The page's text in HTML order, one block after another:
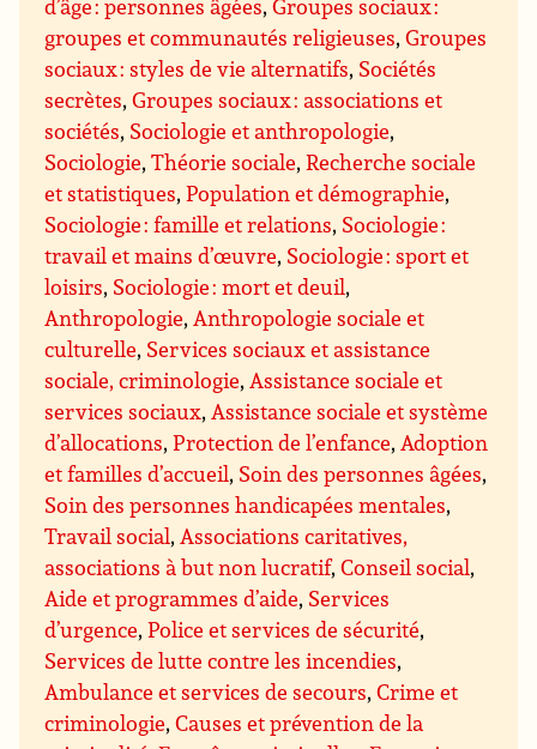
d’âge : personnes âgées,Groupes sociaux :
groupes et communautés religieuses,Groupes
sociaux : styles de vie alternatifs, Sociétés
secrètes,Groupes sociaux : associations et
sociétés, Sociologie et anthropologie,
Sociologie,Théorie sociale,Recherche sociale
et statistiques,Population et démographie,
Sociologie : famille et relations, Sociologie :
travail et mains d’œuvre, Sociologie : sport et
loisirs, Sociologie : mort et deuil,
Anthropologie,Anthropologie sociale et
culturelle, Services sociaux et assistance
sociale, criminologie,Assistance sociale et
services sociaux,Assistance sociale et système
d’allocations,Protection de l’enfance,Adoption
et familles d’accueil, Soin des personnes âgées,
Soin des personnes handicapées mentales,
Travail social,Associations caritatives,
associations à but non lucratif,Conseil social,
Aide et programmes d’aide, Services
d’urgence,Police et services de sécurité,
Services de lutte contre les incendies,
Ambulance et services de secours,Crime et
criminologie,Causes et prévention de la